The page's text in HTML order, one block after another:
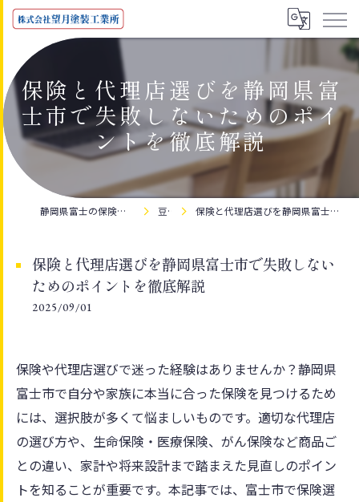
保険と代理店選びを静岡県富
士市で失敗しないためのポイ
ントを徹底解説
静岡県富士の保険なら株式会社望月塗装工業所 豆知識 保険と代理店選びを静岡県富士市で失敗しないためのポイントを徹底解説
保険と代理店選びを静岡県富士市で失敗しない
ためのポイントを徹底解説
2025/09/01
保険や代理店選びで迷った経験はありませんか？静岡県
富士市で自分や家族に本当に合った保険を見つけるため
には、選択肢が多くて悩ましいものです。適切な代理店
の選び方や、生命保険・医療保険、がん保険など商品ご
との違い、家計や将来設計まで踏まえた見直しのポイン
トを知ることが重要です。本記事では、富士市で保険選